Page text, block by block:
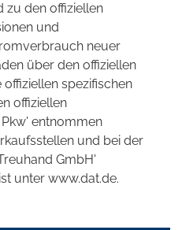
zu den offiziellen
und
neuer
über den offiziellen
spezifischen
offiziellen
entnommen
und bei der
GmbH'
unter www.dat.de.